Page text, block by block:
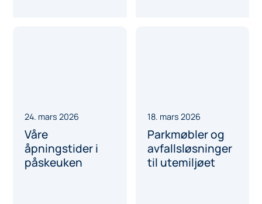
24. mars 2026
Våre
åpningstider i
påskeuken
18. mars 2026
Parkmøbler og
avfallsløsninger
til utemiljøet